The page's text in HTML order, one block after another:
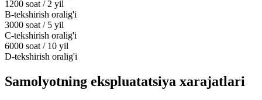
1200 soat / 2 yil
B-tekshirish oralig'i
3000 soat / 5 yil
C-tekshirish oralig'i
6000 soat / 10 yil
D-tekshirish oralig'i
Samolyotning ekspluatatsiya xarajatlari